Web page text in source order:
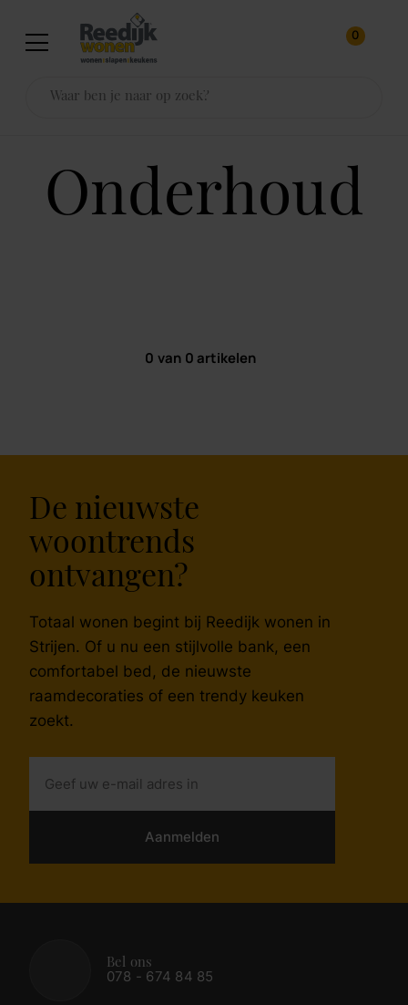
0
onderhoud
0 van 0 artikelen
De nieuwste
woontrends
ontvangen?
Totaal wonen begint bij Reedijk wonen in
Strijen. Of u nu een stijlvolle bank, een
comfortabel bed, de nieuwste
raamdecoraties of een trendy keuken
zoekt.
Aanmelden
Bel ons
078 - 674 84 85